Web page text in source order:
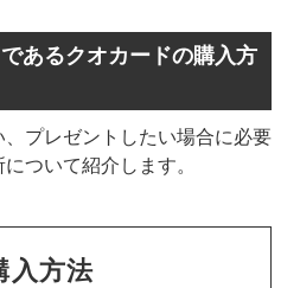
あるクオカードの購入方
プレゼントしたい場合に必要
ついて紹介します。
入方法